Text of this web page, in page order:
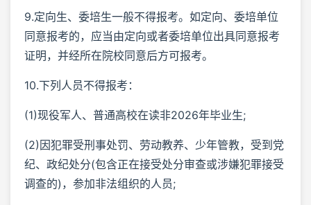
9.定向生、委培生一般不得报考。如定向、委培单位
同意报考的，应当由定向或者委培单位出具同意报考
证明，并经所在院校同意后方可报考。
10.下列人员不得报考：
(1)现役军人、普通高校在读非2026年毕业生;
(2)因犯罪受刑事处罚、劳动教养、少年管教，受到党
纪、政纪处分(包含正在接受处分审查或涉嫌犯罪接受
调查的)，参加非法组织的人员;